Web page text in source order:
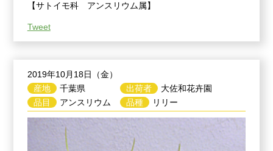
【サトイモ科 アンスリウム属】
Tweet
2019年10月18日（金）
産地
千葉県
品目
アンスリウム
出荷者
大佐和花卉園
品種
リリー